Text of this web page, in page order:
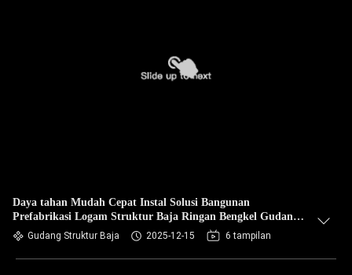
Daya tahan Mudah Cepat Instal Solusi Bangunan
Prefabrikasi Logam Struktur Baja Ringan Bengkel Gudang
Pabrik Bangunan
Gudang Struktur Baja 2025-12-15 6 tampilan